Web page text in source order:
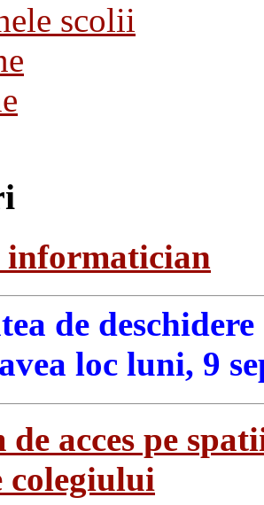
scolii
informatician
de
loc luni, 9
acces pe
colegiului